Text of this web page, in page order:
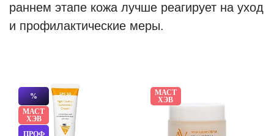
раннем этапе кожа лучше реагирует на уход
и профилактические меры.
%
МАСТ
ХЭВ
ПРОФ
МАСТ
ХЭВ